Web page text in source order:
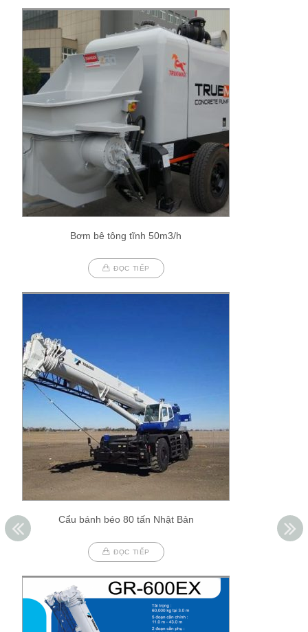
Bơm bê tông tĩnh 50m3/h
ĐỌC TIẾP
Cẩu bánh béo 80 tấn Nhật Bản
ĐỌC TIẾP